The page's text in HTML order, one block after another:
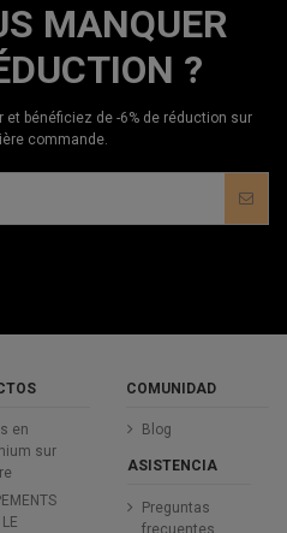
MANQUER
?
bénéficiez de -6% de réduction sur
commande.
en
sur
COMUNIDAD
Blog
ASISTENCIA
Preguntas
frecuentes